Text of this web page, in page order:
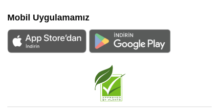
Mobil Uygulamamız